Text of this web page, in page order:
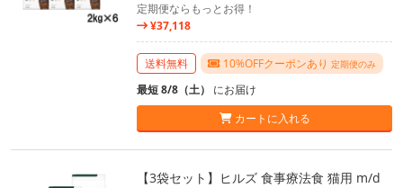
定期便ならもっとお得！
¥37,118
送料無料 10%OFFクーポンあり 定期便のみ
最短 8/8（土） にお届け
カートに入れる
【3袋セット】ヒルズ 食事療法食 猫用 m/d